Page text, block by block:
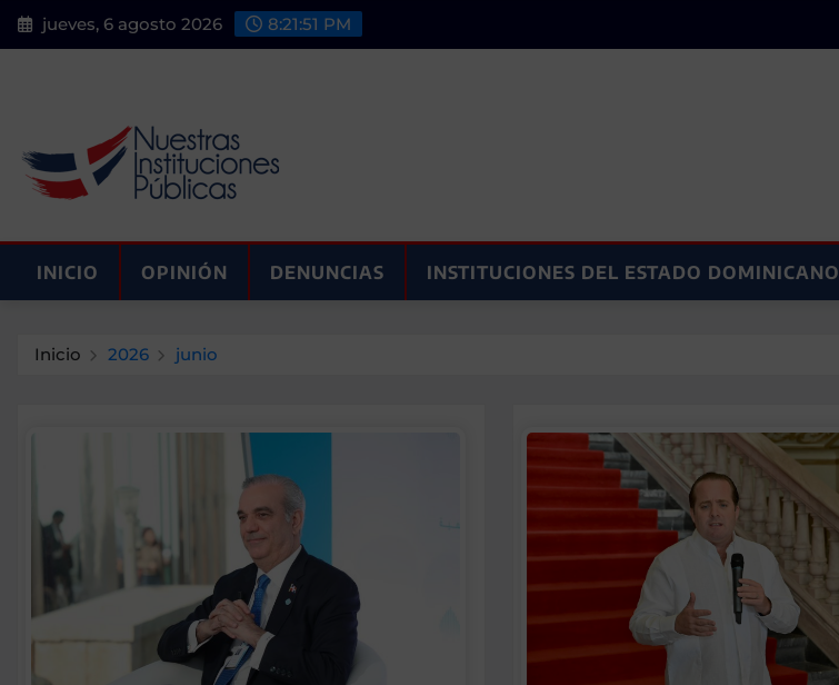
Saltar
al
jueves, 6 agosto 2026 8:21:52 PM
INICIO OPINIÓN DENUNCIAS INSTITUCIONES DEL ESTADO DOMINICANO
Inicio 2026 junio